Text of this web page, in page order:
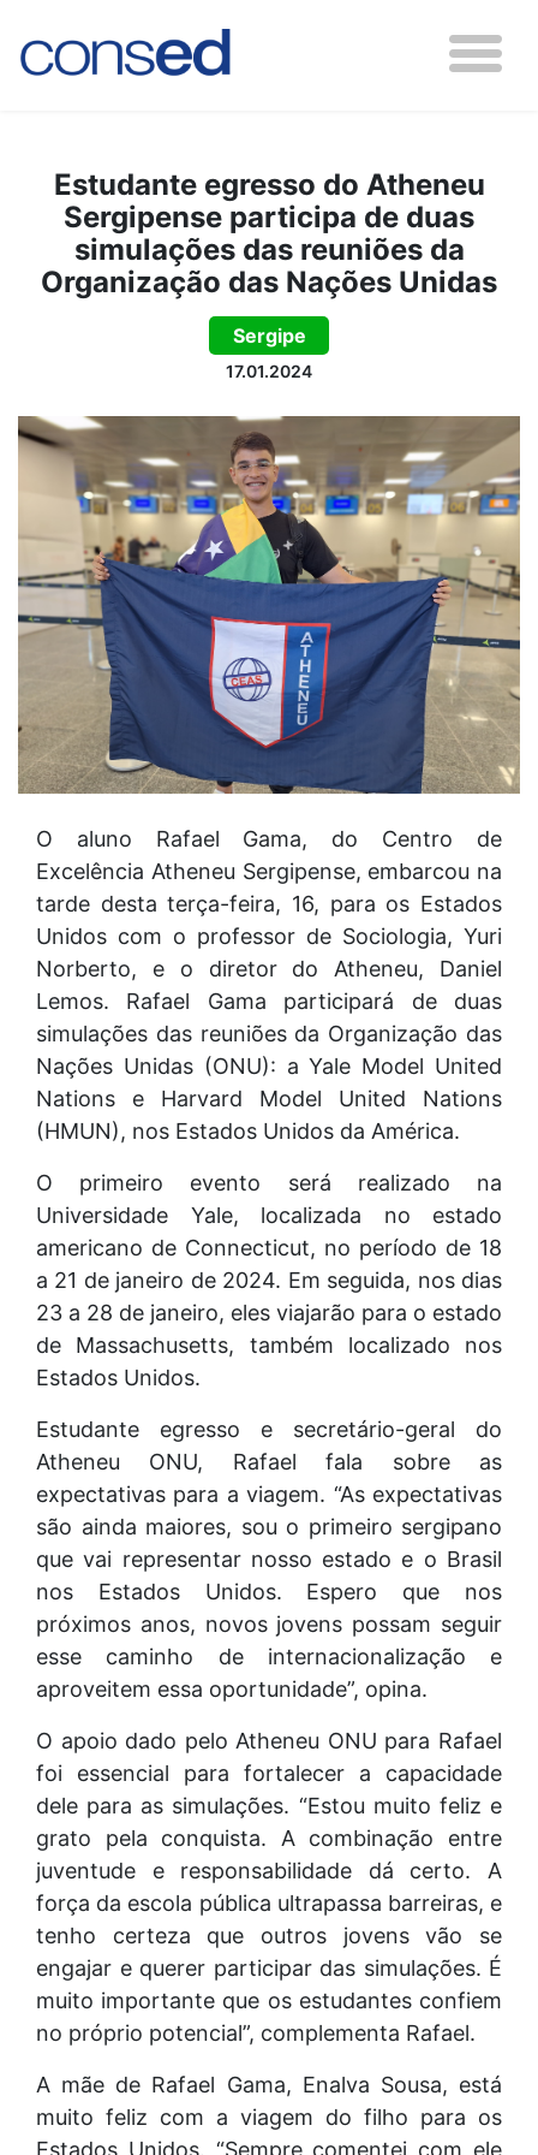
Estudante egresso do Atheneu
Sergipense participa de duas
simulações das reuniões da
Organização das Nações Unidas
Sergipe
17.01.2024
O aluno Rafael Gama, do Centro de
Excelência Atheneu Sergipense, embarcou na
tarde desta terça-feira, 16, para os Estados
Unidos com o professor de Sociologia, Yuri
Norberto, e o diretor do Atheneu, Daniel
Lemos. Rafael Gama participará de duas
simulações das reuniões da Organização das
Nações Unidas (ONU): a Yale Model United
Nations e Harvard Model United Nations
(HMUN), nos Estados Unidos da América.
O primeiro evento será realizado na
Universidade Yale, localizada no estado
americano de Connecticut, no período de 18
a 21 de janeiro de 2024. Em seguida, nos dias
23 a 28 de janeiro, eles viajarão para o estado
de Massachusetts, também localizado nos
Estados Unidos.
Estudante egresso e secretário-geral do
Atheneu ONU, Rafael fala sobre as
expectativas para a viagem. “As expectativas
são ainda maiores, sou o primeiro sergipano
que vai representar nosso estado e o Brasil
nos Estados Unidos. Espero que nos
próximos anos, novos jovens possam seguir
esse caminho de internacionalização e
aproveitem essa oportunidade”, opina.
O apoio dado pelo Atheneu ONU para Rafael
foi essencial para fortalecer a capacidade
dele para as simulações. “Estou muito feliz e
grato pela conquista. A combinação entre
juventude e responsabilidade dá certo. A
força da escola pública ultrapassa barreiras, e
tenho certeza que outros jovens vão se
engajar e querer participar das simulações. É
muito importante que os estudantes confiem
no próprio potencial”, complementa Rafael.
A mãe de Rafael Gama, Enalva Sousa, está
muito feliz com a viagem do filho para os
Estados Unidos. “Sempre comentei com ele